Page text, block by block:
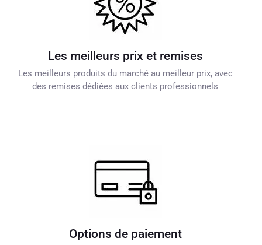
Les meilleurs prix et remises
Les meilleurs produits du marché au meilleur prix, avec
des remises dédiées aux clients professionnels
Options de paiement